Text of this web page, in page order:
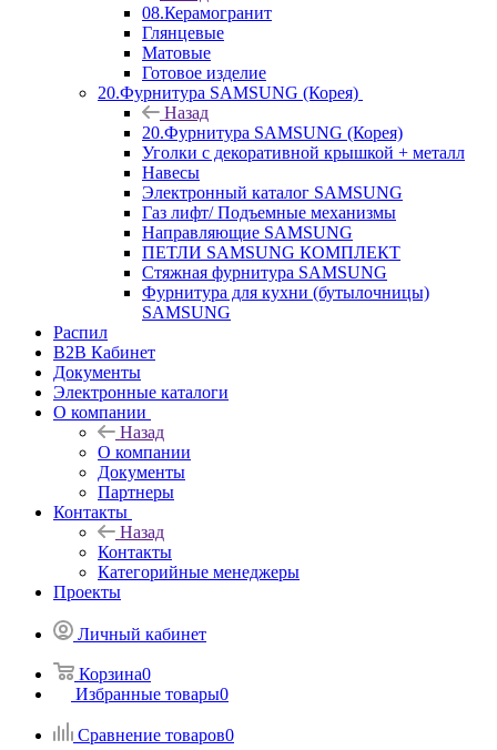
08.Керамогранит
Глянцевые
Матовые
Готовое изделие
20.Фурнитура SAMSUNG (Корея)
Назад
20.Фурнитура SAMSUNG (Корея)
Уголки с декоративной крышкой + металл
Навесы
Электронный каталог SAMSUNG
Газ лифт/ Подъемные механизмы
Направляющие SAMSUNG
ПЕТЛИ SAMSUNG КОМПЛЕКТ
Стяжная фурнитура SAMSUNG
Фурнитура для кухни (бутылочницы)
SAMSUNG
Распил
B2B Кабинет
Документы
Электронные каталоги
О компании
Назад
О компании
Документы
Партнеры
Контакты
Назад
Контакты
Категорийные менеджеры
Проекты
Личный кабинет
Корзина0
Избранные товары0
Сравнение товаров0